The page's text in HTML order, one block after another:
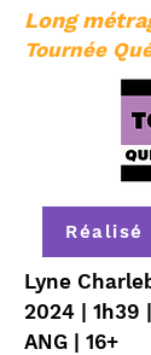
Long
Tournée
Réalisé
Lyne
2024 | 1h39
ANG | 16+